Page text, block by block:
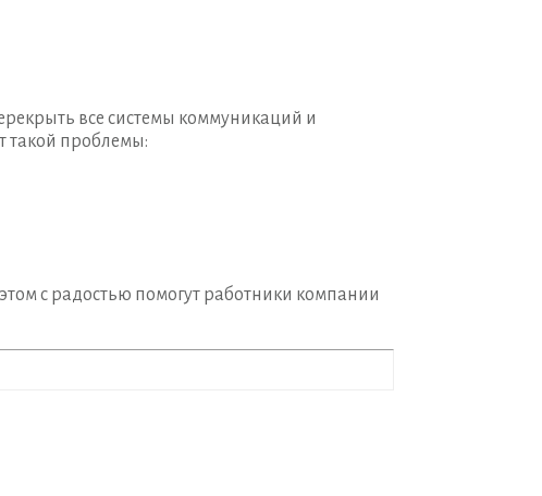
все системы коммуникаций и
такой проблемы:
с радостью помогут работники компании